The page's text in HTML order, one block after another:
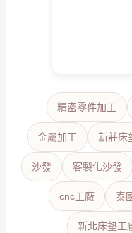
精密零件加工
金屬加工 新莊床
沙發 客製化沙發
cnc工廠 泰
新北床墊工